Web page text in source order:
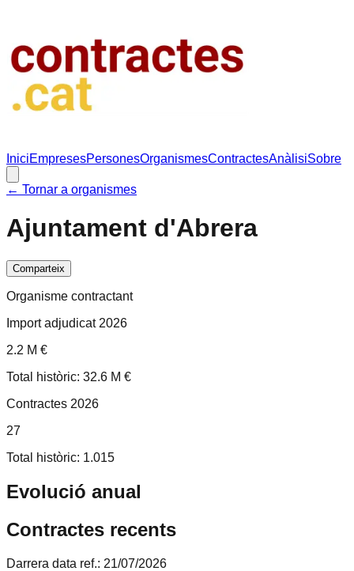
IniciEmpresesPersonesOrganismesContractesAnàlisiSobre
← Tornar a organismes
Ajuntament d'Abrera
Comparteix
Organisme contractant
Import adjudicat 2026
2.2 M €
Total històric: 32.6 M €
Contractes 2026
27
Total històric: 1.015
Evolució anual
Contractes recents
Darrera data ref.: 21/07/2026